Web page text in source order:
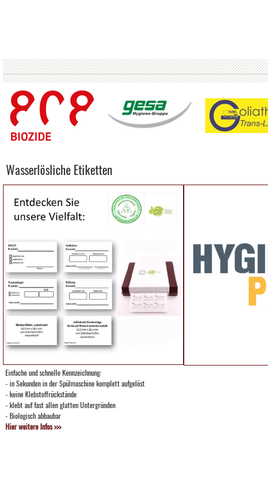
Wasserlösliche Etiketten
Einfache und schnelle Kennzeichnung:
- in Sekunden in der Spülmaschine komplett aufgelöst
- keine Klebstoffrückstände
- klebt auf fast allen glatten Untergründen
- Biologisch abbaubar
Hier weitere Infos >>>